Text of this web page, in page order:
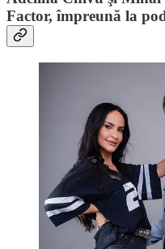
Factor, împreună la